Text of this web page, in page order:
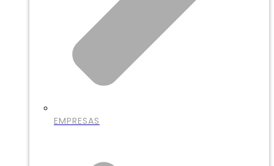
EMPRESAS